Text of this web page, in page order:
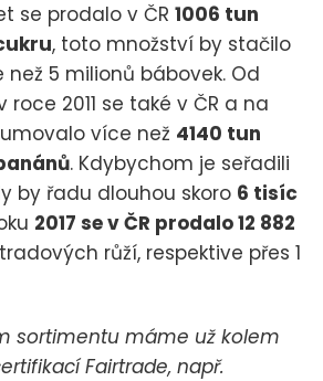
se prodalo v ČR 1006 tun
, toto množství by stačilo
5 milionů bábovek. Od
2011 se také v ČR a na
více než 4140 tun
. Kdybychom je seřadili
by řadu dlouhou skoro 6 tisíc
2017 se v ČR prodalo 12 882
růží, respektive přes 1
sortimentu máme už kolem
Fairtrade, např.